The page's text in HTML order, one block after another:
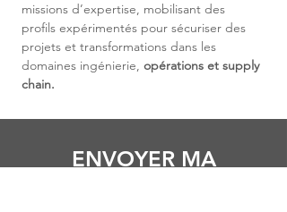
missions d’expertise, mobilisant des
profils expérimentés pour sécuriser des
projets et transformations dans les
domaines ingénierie, opérations et supply
chain.
ENVOYER MA